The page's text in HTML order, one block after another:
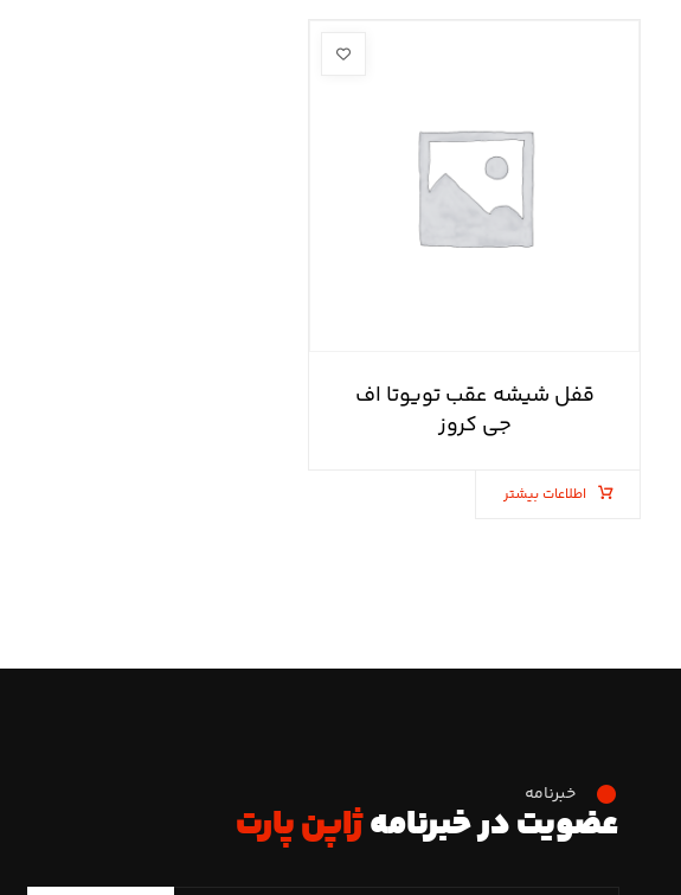
قفل شیشه عقب تویوتا اف
جی کروز
اطلاعات بیشتر
خبرنامه
عضویت در خبرنامهژاپن پارت